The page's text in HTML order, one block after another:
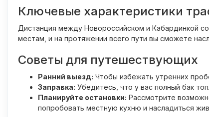
Ключевые характеристики
Дистанция между Новороссийском и Кабардинкой
местам, и на протяжении всего пути вы сможете
Советы для путешествующих
Ранний выезд: Чтобы избежать утренних
Заправка: Убедитесь, что у вас полный бак
Планируйте остановки: Рассмотрите
попробовать местную кухню и насладиться